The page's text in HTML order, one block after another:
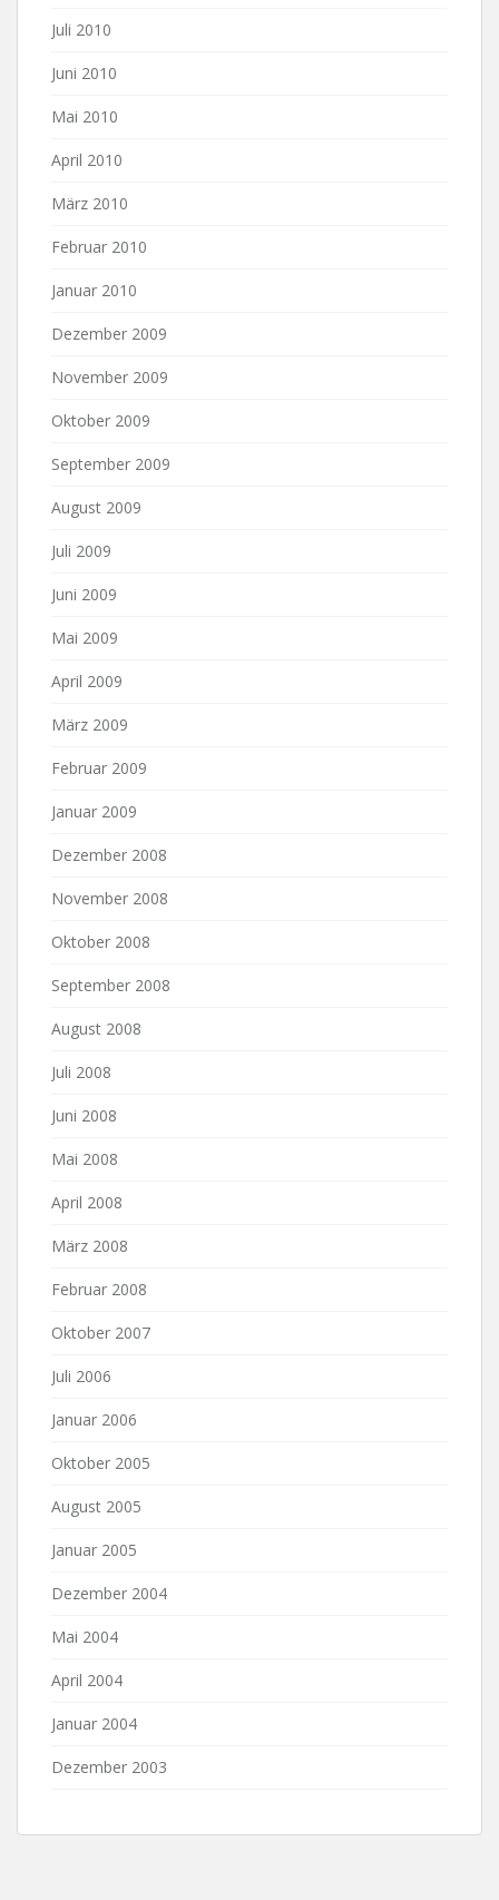
Juli 2010
Juni 2010
Mai 2010
April 2010
März 2010
Februar 2010
Januar 2010
Dezember 2009
November 2009
Oktober 2009
September 2009
August 2009
Juli 2009
Juni 2009
Mai 2009
April 2009
März 2009
Februar 2009
Januar 2009
Dezember 2008
November 2008
Oktober 2008
September 2008
August 2008
Juli 2008
Juni 2008
Mai 2008
April 2008
März 2008
Februar 2008
Oktober 2007
Juli 2006
Januar 2006
Oktober 2005
August 2005
Januar 2005
Dezember 2004
Mai 2004
April 2004
Januar 2004
Dezember 2003